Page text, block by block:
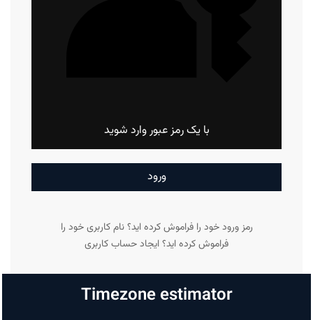
با یک رمز عبور وارد شوید
ورود
رمز ورود خود را فراموش کرده اید؟نام کاربری خود را
فراموش کرده اید؟ایجاد حساب کاربری
Timezone estimator